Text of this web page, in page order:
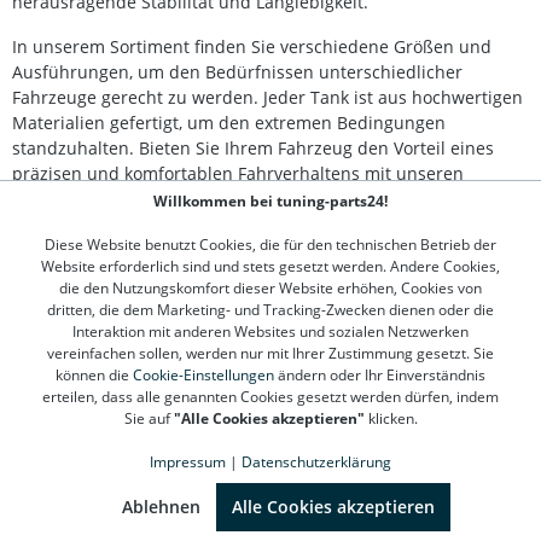
In unserem Sortiment finden Sie verschiedene Größen und
Ausführungen, um den Bedürfnissen unterschiedlicher
Fahrzeuge gerecht zu werden. Jeder Tank ist aus hochwertigen
Materialien gefertigt, um den extremen Bedingungen
standzuhalten. Bieten Sie Ihrem Fahrzeug den Vorteil eines
präzisen und komfortablen Fahrverhaltens mit unseren
Ob bei der Optimierung der Fahrhöhe oder der Verbesserung
der Fahrzeugdynamik – ein passender Lufttank ist
entscheidend. Schauen Sie sich unsere Kollektion an und
finden Sie die perfekte Lösung für Ihr Fahrzeug!
Kontakt
Kundenservice
Informationen
Willkommen bei tuning-parts24!
Diese Website benutzt Cookies, die für den technischen Betrieb der
Website erforderlich sind und stets gesetzt werden. Andere Cookies,
die den Nutzungskomfort dieser Website erhöhen, Cookies von
dritten, die dem Marketing- und Tracking-Zwecken dienen oder die
Interaktion mit anderen Websites und sozialen Netzwerken
vereinfachen sollen, werden nur mit Ihrer Zustimmung gesetzt. Sie
können die Cookie-Einstellungenändern oder Ihr Einverständnis
erteilen, dass alle genannten Cookies gesetzt werden dürfen, indem
Sie auf"Alle Cookies akzeptieren" klicken.
Impressum | Datenschutzerklärung
Ablehnen Alle Cookies akzeptieren
(4.78 / 5)
1310
Bewertungen bei: google.de, shopvote.de ⓘ
Informationen zur Echtheit der Bewertungen